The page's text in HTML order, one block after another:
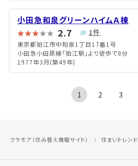
小田急和泉グリーンハイムＡ棟
2.7 1件
東京都狛江市中和泉1丁目17番1号
小田急小田原線「狛江駅」より徒歩で8分
1977年3月(築49年)
1 2 3
クラモア（住み替え情報サイト） 住まいトレンド